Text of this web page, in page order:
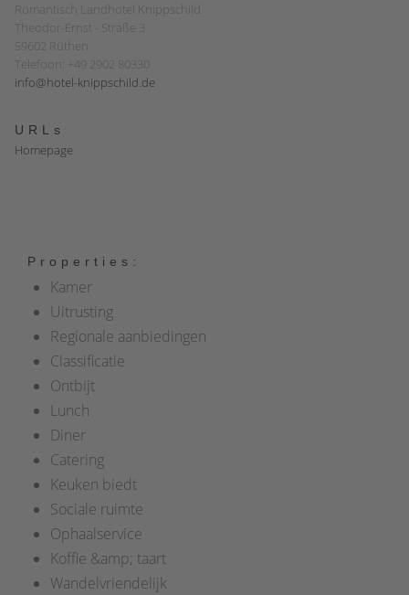
Romantisch Landhotel Knippschild
Theodor-Ernst - Straße 3
59602 Rüthen
Telefoon: +49 2902 80330
info@hotel-knippschild.de
URLs
Homepage
Properties:
Kamer
Uitrusting
Regionale aanbiedingen
Classificatie
Ontbijt
Lunch
Diner
Catering
Keuken biedt
Sociale ruimte
Ophaalservice
Koffie &amp; taart
Wandelvriendelijk